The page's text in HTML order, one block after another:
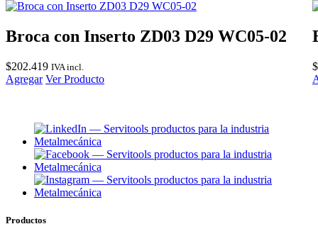
Broca con Inserto ZD03 D29 WC05-02
$202.419 IVA incl.
Agregar Ver Producto
$
Productos